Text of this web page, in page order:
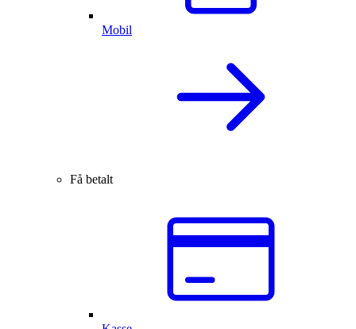
Mobil
Få betalt